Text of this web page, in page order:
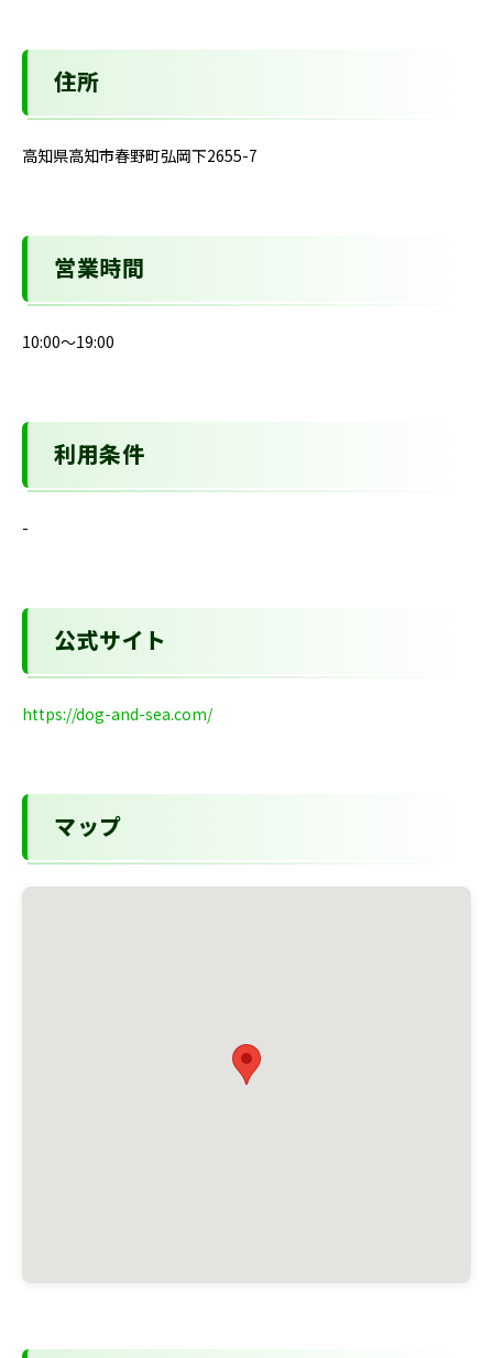
住所
高知県高知市春野町弘岡下2655-7
営業時間
10:00～19:00
利用条件
-
公式サイト
https://dog-and-sea.com/
マップ